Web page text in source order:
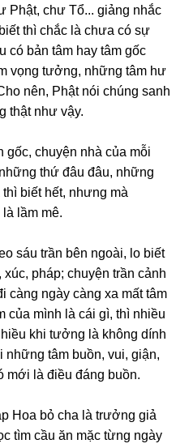
Phật, chư Tổ... giảng nhắc
thì chắc là chưa có sự
có bản tâm hay tâm gốc
vọng tưởng, những tâm hư
nên, Phật nói chúng sanh
thật như vậy.
gốc, chuyện nhà của mỗi
thứ đâu đâu, những
biết hết, nhưng mà
lầm mê.
sáu trần bên ngoài, lo biết
pháp; chuyện trần cảnh
càng ngày càng xa mất tâm
của mình là cái gì, thì nhiều
khi tưởng là không dính
tâm buồn, vui, giận,
mới là điều đáng buồn.
Hoa bỏ cha là trưởng giả
tìm cầu ăn mặc từng ngày